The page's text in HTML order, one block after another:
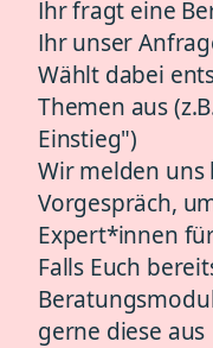
Ihr fragt eine
Ihr unser
Wählt dabei
Themen aus
Einstieg")
Wir melden uns
Vorgespräch,
Expert*innen
Falls Euch
gerne diese aus